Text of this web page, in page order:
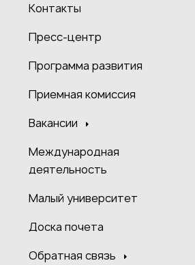
Контакты
Пресс-центр
Программа развития
Приемная комиссия
Вакансии
Международная
деятельность
Малый университет
Доска почета
Обратная связь